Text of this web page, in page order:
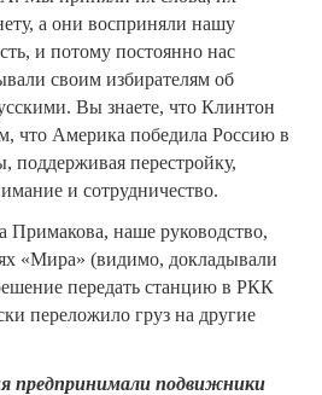
а они восприняли нашу
и потому постоянно нас
своим избирателям об
Вы знаете, что Клинтон
что Америка победила Россию в
поддерживая перестройку,
и сотрудничество.
Примакова, наше руководство,
«Мира» (видимо, докладывали
передать станцию в РКК
переложило груз на другие
предпринимали подвижники